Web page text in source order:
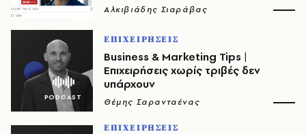
Αλκιβιάδης Σιαράβας
ΕΠΙΧΕΙΡΗΣΕΙΣ
Business & Marketing Tips |
Eπιχειρήσεις χωρίς τριβές δεν
υπάρχουν
Θέμης Σαρανταένας
ΕΠΙΧΕΙΡΗΣΕΙΣ